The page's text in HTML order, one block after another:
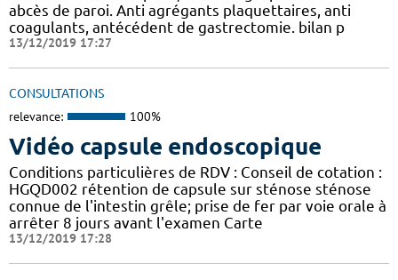
abcès de paroi. Anti agrégants plaquettaires, anti
coagulants, antécédent de gastrectomie. bilan p
13/12/2019 17:27
CONSULTATIONS
relevance: 100%
Vidéo capsule endoscopique
Conditions particulières de RDV : Conseil de cotation :
HGQD002 rétention de capsule sur sténose sténose
connue de l'intestin grêle; prise de fer par voie orale à
arrêter 8 jours avant l'examen Carte
13/12/2019 17:28